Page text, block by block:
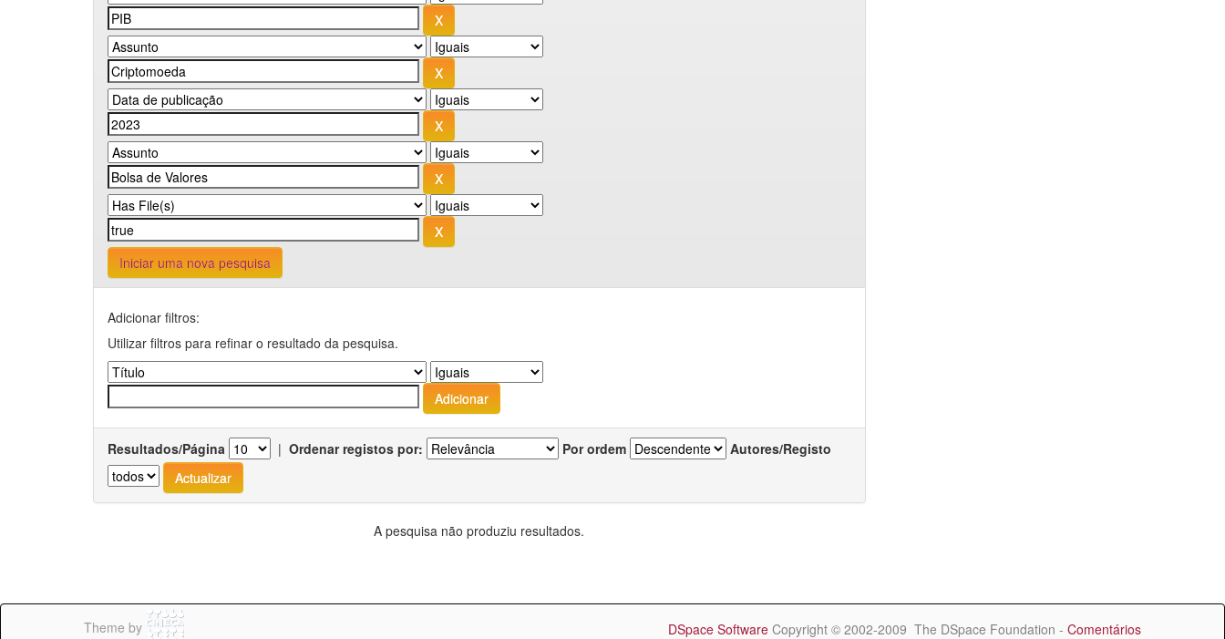
Iniciar uma nova pesquisa
Adicionar filtros:
Utilizar filtros para refinar o resultado da pesquisa.
Resultados/Página | Ordenar registos por: Por ordem Autores/Registo
A pesquisa não produziu resultados.
Theme by DSpace Software Copyright © 2002-2009 The DSpace Foundation - Comentários